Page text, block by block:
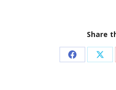
Share
Share